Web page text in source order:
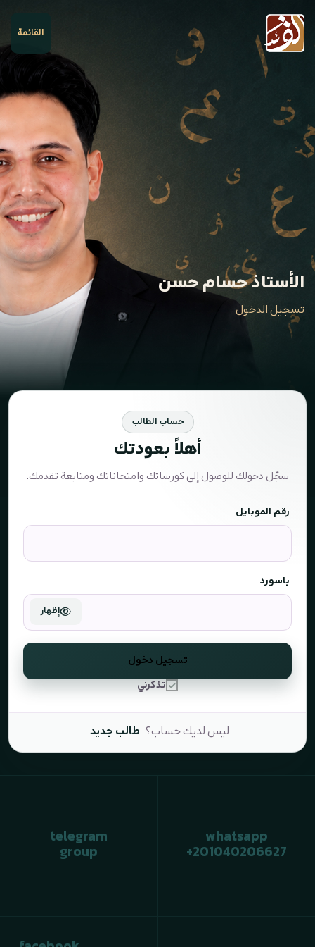
القائمة
الأستاذ حسام حسن
تسجيل الدخول
حساب الطالب
أهلاً بعودتك
سجّل دخولك للوصول إلى كورساتك وامتحاناتك ومتابعة تقدمك.
رقم الموبايل
باسورد
إظهار
تسجيل دخول
تذكرني
ليس لديك حساب؟ طالب جديد
whatsapp
+201040206627
telegram
group